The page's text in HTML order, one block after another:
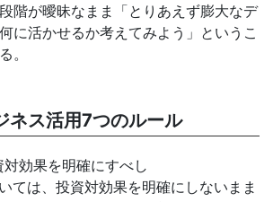
階が曖昧なまま「とりあえず膨大なデ
に活かせるか考えてみよう」というこ
。
ネス活用7つのルール
効果を明確にすべし
ては、投資対効果を明確にしないまま